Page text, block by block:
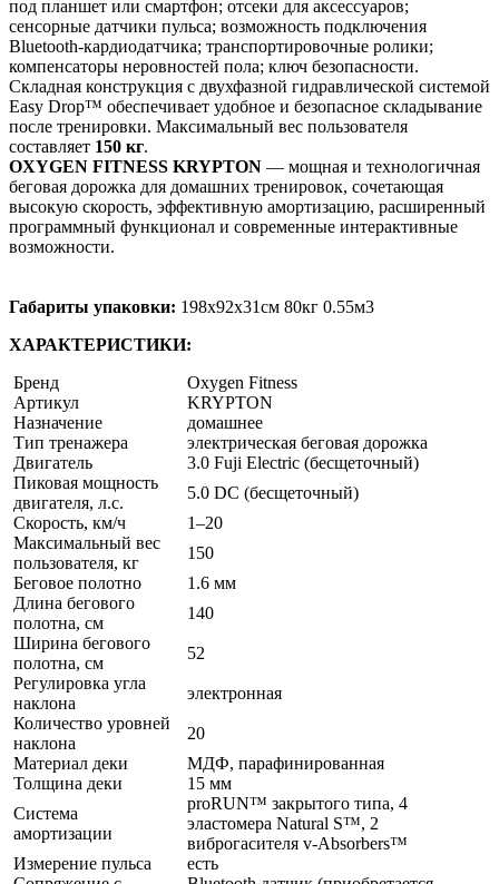
под планшет или смартфон; отсеки для аксессуаров;
сенсорные датчики пульса; возможность подключения
Bluetooth-кардиодатчика; транспортировочные ролики;
компенсаторы неровностей пола; ключ безопасности.
Складная конструкция с двухфазной гидравлической системой
Easy Drop™ обеспечивает удобное и безопасное складывание
после тренировки. Максимальный вес пользователя
составляет 150 кг.
OXYGEN FITNESS KRYPTON — мощная и технологичная
беговая дорожка для домашних тренировок, сочетающая
высокую скорость, эффективную амортизацию, расширенный
программный функционал и современные интерактивные
возможности.
Габариты упаковки: 198х92х31см 80кг 0.55м3
ХАРАКТЕРИСТИКИ:
Бренд
Oxygen Fitness
Артикул
KRYPTON
Назначение
домашнее
Тип тренажера
электрическая беговая дорожка
Двигатель
3.0 Fuji Electric (бесщеточный)
Пиковая мощность
двигателя, л.с.
5.0 DC (бесщеточный)
Скорость, км/ч
1–20
Максимальный вес
пользователя, кг
150
Беговое полотно
1.6 мм
Длина бегового
полотна, см
140
Ширина бегового
полотна, см
52
Регулировка угла
наклона
электронная
Количество уровней
наклона
20
Материал деки
МДФ, парафинированная
Толщина деки
15 мм
Система
амортизации
proRUN™ закрытого типа, 4
эластомера Natural S™, 2
виброгасителя v-Absorbers™
Измерение пульса
есть